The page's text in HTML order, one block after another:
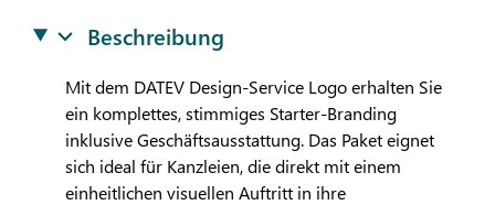
Beschreibung
Mit dem DATEVDesign-Service Logo erhalten Sie
ein komplettes, stimmiges Starter-Branding
inklusive Geschäftsausstattung. Das Paket eignet
sich ideal für Kanzleien, die direkt mit einem
einheitlichen visuellen Auftritt in ihre